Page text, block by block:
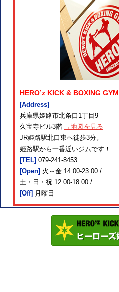
HERO’z KICK & BOXING GYM
[Address]
兵庫県姫路市北条口1丁目9
久宝寺ビル3階 →地図を見る
JR姫路駅北口東へ徒歩3分。
姫路駅から一番近いジムです！
[TEL] 079-241-8453
[Open] 火～金 14:00-23:00 /
土・日・祝 12:00-18:00 /
[Off] 月曜日